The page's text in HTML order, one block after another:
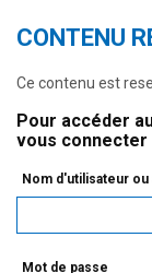
CONTENU
Ce contenu est
Pour accéder
vous connecter
Nom d'utilisateur
Mot de passe